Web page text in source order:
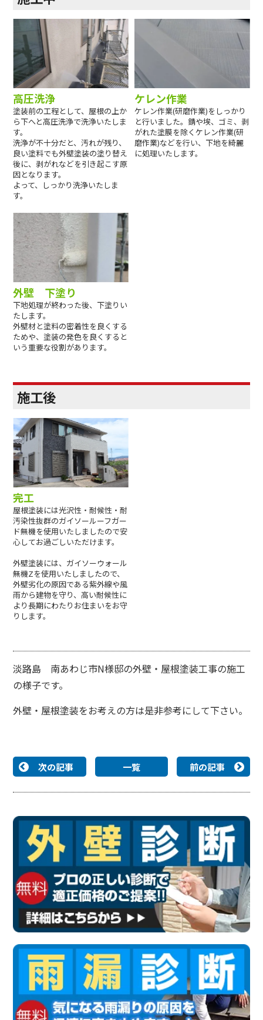
高圧洗浄
塗装前の工程として、屋根の上か
ら下へと高圧洗浄で洗浄いたしま
す。
洗浄が不十分だと、汚れが残り、
良い塗料でも外壁塗装の塗り替え
後に、剥がれなどを引き起こす原
因となります。
よって、しっかり洗浄いたしま
す。
ケレン作業
ケレン作業(研磨作業)をしっかり
と行いました。錆や埃、ゴミ、剥
がれた塗膜を除くケレン作業(研
磨作業)などを行い、下地を綺麗
に処理いたします。
外壁 下塗り
下地処理が終わった後、下塗りい
たします。
外壁材と塗料の密着性を良くする
ためや、塗装の発色を良くすると
いう重要な役割があります。
施工後
完工
屋根塗装には光沢性・耐候性・耐
汚染性抜群のガイソールーフガー
ド無機を使用いたしましたので安
心してお過ごしいただけます。
外壁塗装には、ガイソーウォール
無機Zを使用いたしましたので、
外壁劣化の原因である紫外線や風
雨から建物を守り、高い耐候性に
より長期にわたりお住まいをお守
りします。
淡路島 南あわじ市N様邸の外壁・屋根塗装工事の施工
の様子です。
外壁・屋根塗装をお考えの方は是非参考にして下さい。
次の記事 一覧 前の記事